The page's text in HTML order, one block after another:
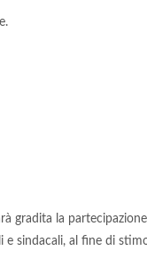
gradita la
sindacali, al fine di